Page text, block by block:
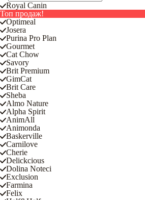
Royal Canin
Топ продаж!
Optimeal
Josera
Purina Pro Plan
Gourmet
Cat Chow
Savory
Brit Premium
GimCat
Brit Care
Sheba
Almo Nature
Alpha Spirit
AnimAll
Animonda
Baskerville
Carnilove
Cherie
Delickcious
Dolina Noteci
Exclusion
Farmina
Felix